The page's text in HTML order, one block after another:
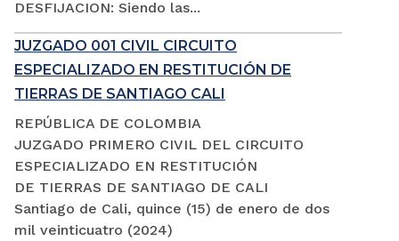
DESFIJACION: Siendo las...
JUZGADO 001 CIVIL CIRCUITO
ESPECIALIZADO EN RESTITUCIÓN DE
TIERRAS DE SANTIAGO CALI
REPÚBLICA DE COLOMBIA
JUZGADO PRIMERO CIVIL DEL CIRCUITO
ESPECIALIZADO EN RESTITUCIÓN
DE TIERRAS DE SANTIAGO DE CALI
Santiago de Cali, quince (15) de enero de dos
mil veinticuatro (2024)